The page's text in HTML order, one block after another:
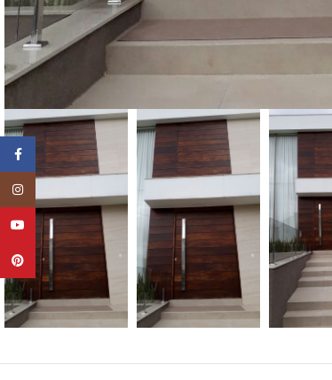
Facebook
YouTube
Pinterest